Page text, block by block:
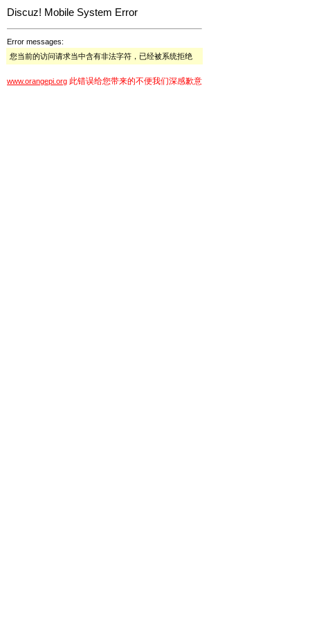
Discuz! Mobile System Error
Error messages:
您当前的访问请求当中含有非法字符，已经被系统拒绝
www.orangepi.org 此错误给您带来的不便我们深感歉意